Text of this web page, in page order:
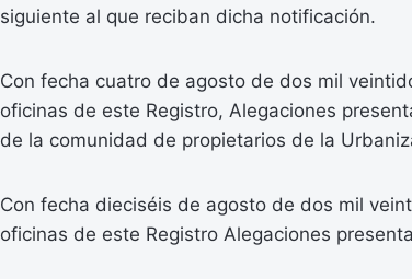
siguiente al que reciban dicha notificación.
Con fecha cuatro de agosto de dos mil
oficinas de este Registro, Alegaciones
de la comunidad de propietarios de la
Con fecha dieciséis de agosto de dos mil
oficinas de este Registro Alegaciones